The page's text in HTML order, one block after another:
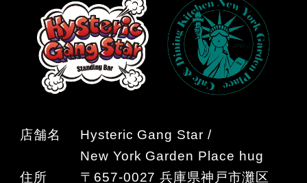
店舗名
Hysteric Gang Star /
New York Garden Place hug
住所
〒657-0027 兵庫県神戸市灘区